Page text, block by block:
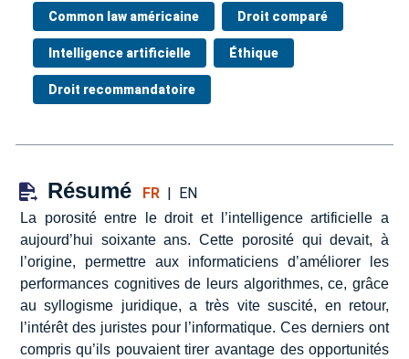
Common law américaine Droit comparé
Intelligence artificielle Éthique
Droit recommandatoire
Résumé FR| EN
La porosité entre le droit et l’intelligence artificielle a
aujourd’hui soixante ans. Cette porosité qui devait, à
l’origine, permettre aux informaticiens d’améliorer les
performances cognitives de leurs algorithmes, ce, grâce
au syllogisme juridique, a très vite suscité, en retour,
l’intérêt des juristes pour l’informatique. Ces derniers ont
compris qu’ils pouvaient tirer avantage des opportunités